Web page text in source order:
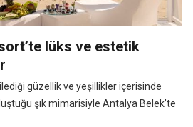
lüks ve estetik
güzellik ve yeşillikler içerisinde
şık mimarisiyle Antalya Belek’te